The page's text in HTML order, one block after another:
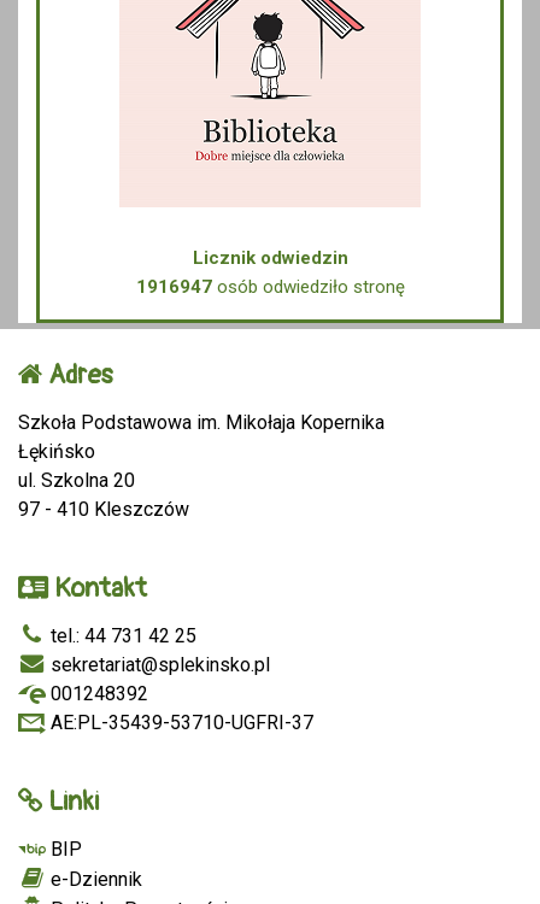
Licznik odwiedzin
1916947osób odwiedziło stronę
Adres
Szkoła Podstawowa im. Mikołaja Kopernika
Łękińsko
ul. Szkolna 20
97 - 410 Kleszczów
Kontakt
tel.: 44 731 42 25
sekretariat@splekinsko.pl
001248392
AE:PL-35439-53710-UGFRI-37
Linki
BIP
e-Dziennik